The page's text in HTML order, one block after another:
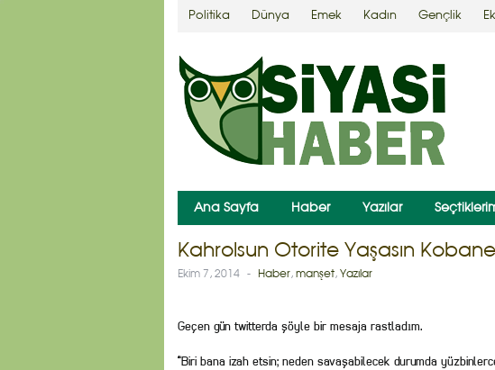
Politika Dünya Emek Kadın Gençlik
Ana Sayfa Haber Yazılar
Kahrolsun Otorite Yaşasın
Ekim 7, 2014 - Haber, manşet, Yazılar
Geçen gün twitterda şöyle bir mesaja rastladım.
“Biri bana izah etsin; neden savaşabilecek durumda